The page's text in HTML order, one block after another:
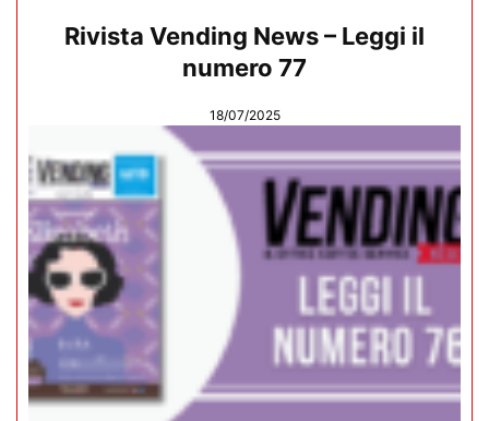
Rivista Vending News – Leggi il
numero 77
18/07/2025